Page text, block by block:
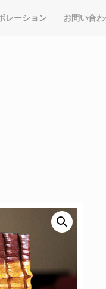
レーション お問い合